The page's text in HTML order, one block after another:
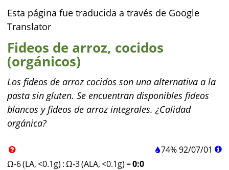
Esta página fue traducida a través de Google
Translator
Fideos de arroz, cocidos
(orgánicos)
Los fideos de arroz cocidos son una alternativa a la
pasta sin gluten. Se encuentran disponibles fideos
blancos y fideos de arroz integrales. ¿Calidad
orgánica?
74%92/07/01
Ω-6 (LA, <0.1g) :Ω-3 (ALA, <0.1g) =0:0